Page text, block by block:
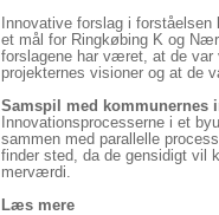
Innovative forslag i
et mål for Ringkøbing K og
forslagene har været, at de
projekternes visioner og at de
Samspil med kommunernes
Innovationsprocesserne i et
sammen med parallelle
finder sted, da de gensidigt vil
merværdi.
Læs mere